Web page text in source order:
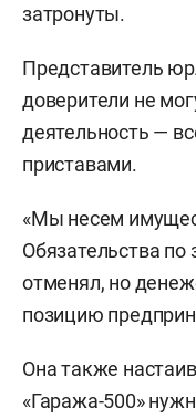
затронуты.
Представитель
доверители не
деятельность —
приставами.
«Мы несем
Обязательства по
отменял, но
позицию
Она также
«Гаража-500»